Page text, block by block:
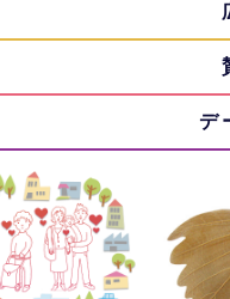
ャ
ュ
ー
デ